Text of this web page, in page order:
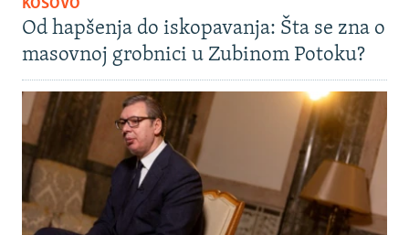
KOSOVO
Od hapšenja do iskopavanja: Šta se zna o
masovnoj grobnici u Zubinom Potoku?